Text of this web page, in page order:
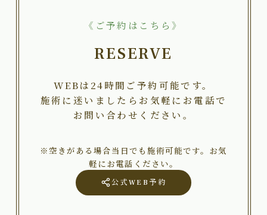
《ご予約はこちら》
RESERVE
WEBは24時間ご予約可能です。
施術に迷いましたらお気軽にお電話で
お問い合わせください。
※空きがある場合当日でも施術可能です。お気
軽にお電話ください。
公式WEB予約